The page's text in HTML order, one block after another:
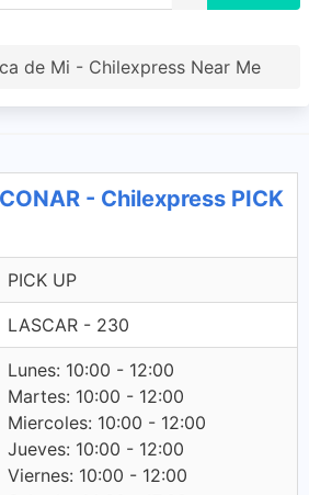
de Mi - Chilexpress Near Me
- Chilexpress PICK
PICK UP
LASCAR - 230
Lunes: 10:00 - 12:00
Martes: 10:00 - 12:00
Miercoles: 10:00 - 12:00
Jueves: 10:00 - 12:00
Viernes: 10:00 - 12:00